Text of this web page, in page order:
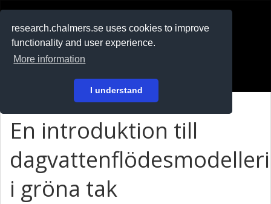
research.chalmers.se uses cookies to improve
functionality and user experience.
More information
I understand
På svenska
En introduktion till
i gröna tak